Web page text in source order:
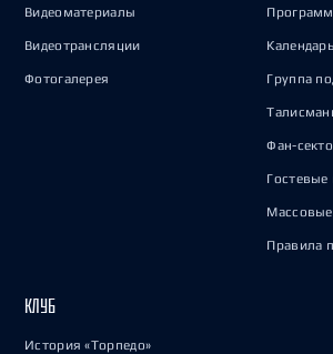
Видеоматериалы
Видеотрансляции
Фотогалерея Группа
Фан-
Гостевые
Массовые
Правила
КЛУБ
История «Торпедо»